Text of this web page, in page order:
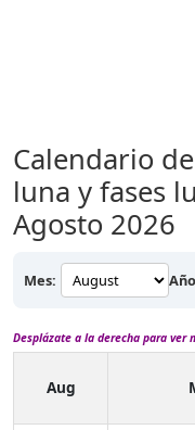
Calendario
luna y fases
Agosto 2026
Mes:
Desplázate a la derecha para ver
Aug